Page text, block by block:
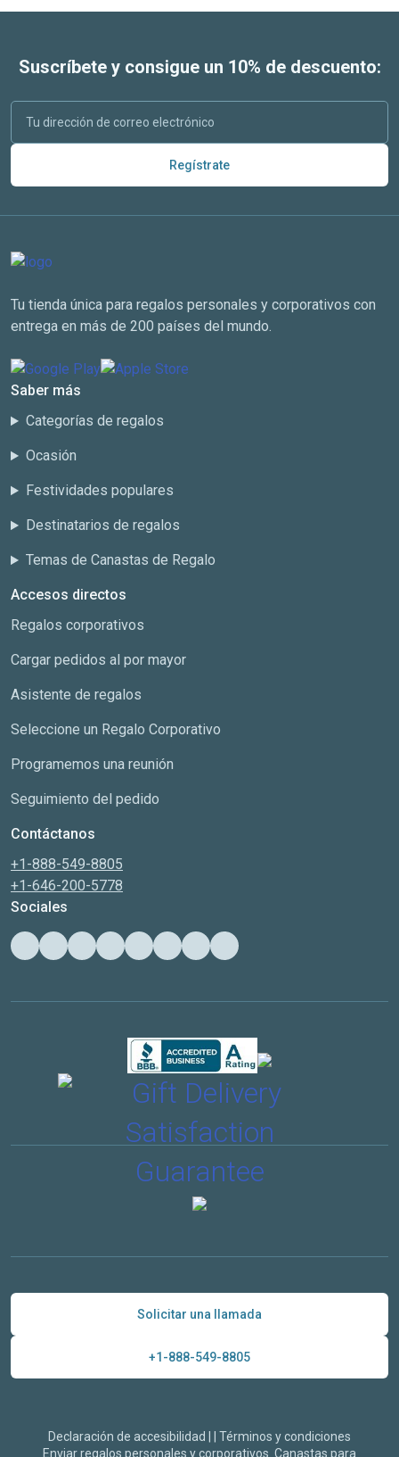
Suscríbete y consigue un 10% de descuento:
Regístrate
Tu tienda única para regalos personales y corporativos con
entrega en más de 200 países del mundo.
Saber más
Categorías de regalos
Ocasión
Festividades populares
Destinatarios de regalos
Temas de Canastas de Regalo
Accesos directos
Regalos corporativos
Cargar pedidos al por mayor
Asistente de regalos
Seleccione un Regalo Corporativo
Programemos una reunión
Seguimiento del pedido
Contáctanos
+1-888-549-8805
+1-646-200-5778
Sociales
Solicitar una llamada
+1-888-549-8805
Declaración de accesibilidad
Términos y condiciones
Enviar regalos personales y corporativos. Canastas para